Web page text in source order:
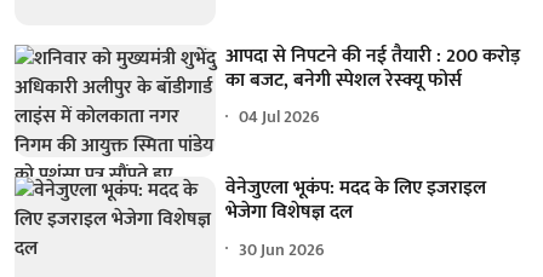
आपदा से निपटने की नई तैयारी : 200 करोड़
का बजट, बनेगी स्पेशल रेस्क्यू फोर्स
04 Jul 2026
वेनेजुएला भूकंप: मदद के लिए इजराइल
भेजेगा विशेषज्ञ दल
30 Jun 2026